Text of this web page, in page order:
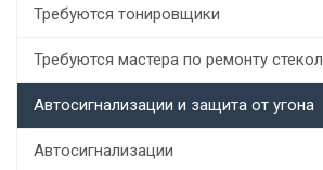
Требуются тонировщики
Требуются мастера по ремонту стекол
Автосигнализации и защита от угона
Автосигнализации